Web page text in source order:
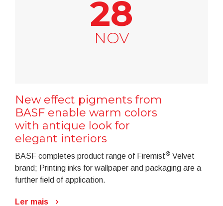
28
NOV
New effect pigments from
BASF enable warm colors
with antique look for
elegant interiors
BASF completes product range of Firemist® Velvet
brand; Printing inks for wallpaper and packaging are a
further field of application.
Ler mais